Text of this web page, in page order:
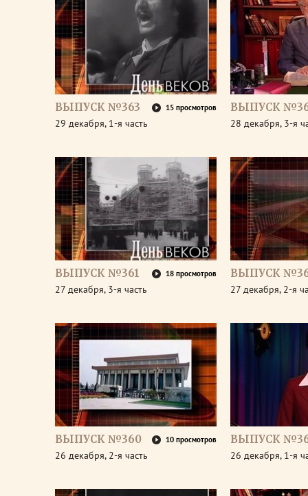
ВЫПУСК №363 15 просмотров
29 декабря, 1-я часть
ВЫПУСК
28 декабря, 3-я
ВЫПУСК №361 18 просмотров
27 декабря, 3-я часть
ВЫПУСК
27 декабря, 2-я
ВЫПУСК №360 10 просмотров
26 декабря, 2-я часть
ВЫПУСК
26 декабря, 1-я